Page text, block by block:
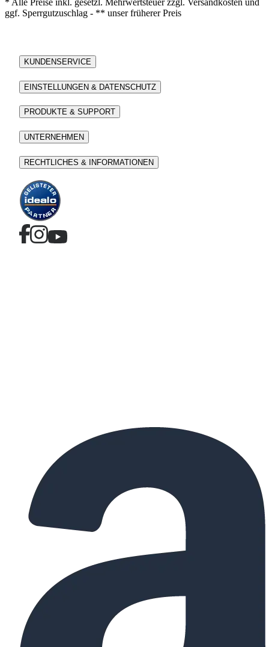
* Alle Preise inkl. gesetzl. Mehrwertsteuer zzgl. Versandkosten und
ggf. Sperrgutzuschlag - ** unser früherer Preis
KUNDENSERVICE
EINSTELLUNGEN & DATENSCHUTZ
PRODUKTE & SUPPORT
UNTERNEHMEN
RECHTLICHES & INFORMATIONEN